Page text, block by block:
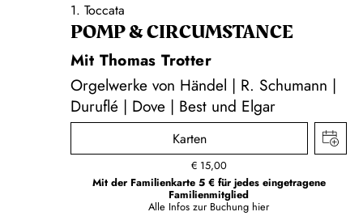
1. Toccata
POMP & CIRCUMSTANCE
Mit Thomas Trotter
Orgelwerke von Händel | R. Schumann |
Duruflé | Dove | Best und Elgar
Karten
€ 15,00
Mit der Familienkarte 5 € für jedes eingetragene
Familienmitglied
Alle Infos zur Buchung hier